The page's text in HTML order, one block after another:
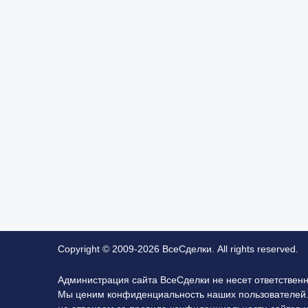
Copyright © 2009-2026 ВсеСделки. All rights reserved.
Администрация сайта ВсеСделки не несет
Мы ценим конфиденциальность наших